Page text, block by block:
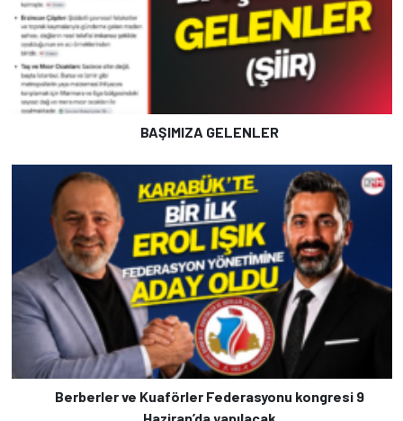
BAŞIMIZA GELENLER
Berberler ve Kuaförler Federasyonu kongresi 9